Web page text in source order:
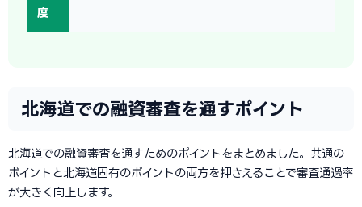
度
北海道での融資審査を通すポイント
北海道での融資審査を通すためのポイントをまとめました。共通の
ポイントと北海道固有のポイントの両方を押さえることで審査通過率
が大きく向上します。